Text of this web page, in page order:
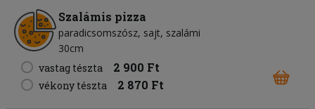
Szalámis pizza
paradicsomszósz sajt szalámi
30cm
vastag tészta
2 900 Ft
vékony tészta 2 870 Ft